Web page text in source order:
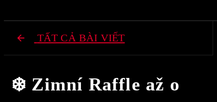
TẤT CẢ BÀI VIẾT
❄️ Zimní Raffle až o